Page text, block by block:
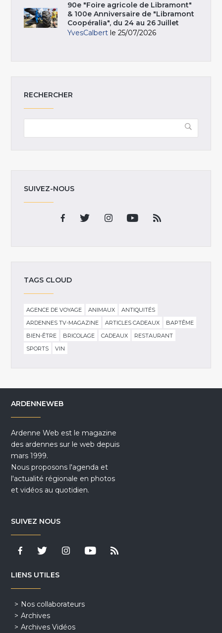
90e "Foire agricole de Libramont"
& 100e Anniversaire de "Libramont
Coopéralia", du 24 au 26 Juillet
YvesCalbert le 25/07/2026
RECHERCHER
SUIVEZ-NOUS
TAGS CLOUD
AGENCE DE VOYAGE ANIMAUX
ANTIQUITÉS
ARDENNES TV-MAGAZINE
ARTICLES CADEAUX
BAPTÊME
BIEN-ÊTRE
BRICOLAGE CADEAUX
RESTAURANT
SPORTS
VIN
ARDENNEWEB
Ardenne Web est le magazine
des ardennes sur le web depuis
mars 1999.
Nous proposons l'agenda et
l'actualité régionale en photos
et vidéos au quotidien.
SUIVEZ NOUS
LIENS UTILES
Nos collaborateurs
Archives
Archives Vidéos